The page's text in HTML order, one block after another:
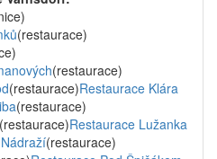
(restaurace)
(restaurace)
(restaurace)Restaurace Klára
(restaurace)
(restaurace)Restaurace Lužanka
(restaurace)